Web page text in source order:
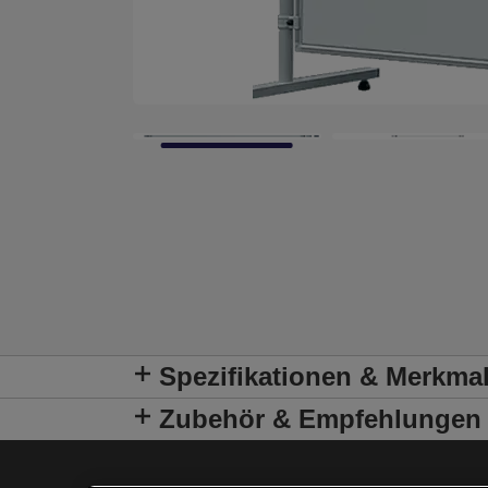
Spezifikationen &
Zubehör & Empfehlungen